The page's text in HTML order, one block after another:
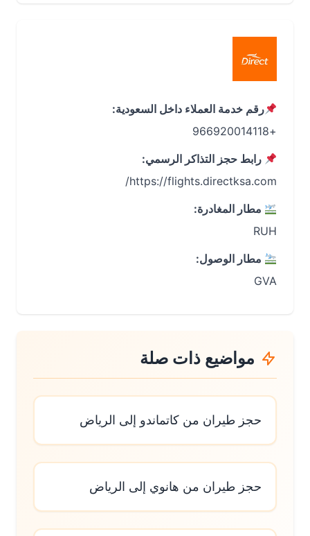
رقم خدمة العملاء داخل السعودية:
رابط حجز التذاكر الرسمي:
https://flights.directksa.com/
مطار المغادرة:
مطار الوصول:
مواضيع ذات صلة
حجز طيران من كاتماندو إلى الرياض
حجز طيران من هانوي إلى الرياض